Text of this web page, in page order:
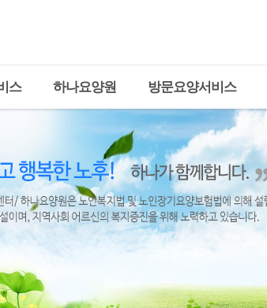
스 하나요양원 방문요양서비스